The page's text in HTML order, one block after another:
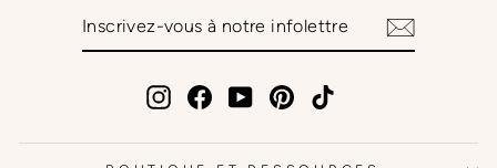
InstagramFacebookYouTubePinterestTikTok